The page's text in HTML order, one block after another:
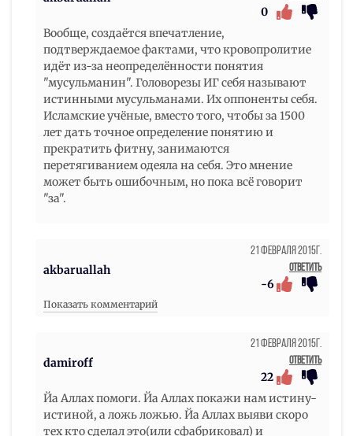
0
Вообще, создаётся впечатление,
подтверждаемое фактами, что кровопролитие
идёт из-за неопределённости понятия
"мусульманин". Головорезы ИГ себя называют
истинными мусульманами. Их оппоненты себя.
Исламские учёные, вместо того, чтобы за 1500
лет дать точное определение понятию и
прекратить фитну, занимаются
перетягиванием одеяла на себя. Это мнение
может быть ошибочным, но пока всё говорит
"за".
akbaruallah
21 Февраля 2015г.
Ответить
-6
Показать комментарий
damiroff
21 Февраля 2015г.
Ответить
22
Йа Аллах помоги. Йа Аллах покажи нам истину-
истиной, а ложь ложью. Йа Аллах выяви скоро
тех кто сделал это(или сфабриковал) и